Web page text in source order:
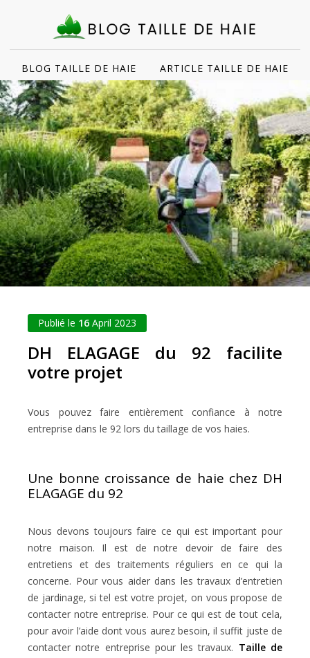
BLOG TAILLE DE HAIE ARTICLE TAILLE DE HAIE
Publié le 16 April 2023
DH ELAGAGE du 92 facilite
votre projet
Vous pouvez faire entièrement confiance à notre
entreprise dans le 92 lors du taillage de vos haies.
Une bonne croissance de haie chez DH
ELAGAGE du 92
Nous devons toujours faire ce qui est important pour
notre maison. Il est de notre devoir de faire des
entretiens et des traitements réguliers en ce qui la
concerne. Pour vous aider dans les travaux d’entretien
de jardinage, si tel est votre projet, on vous propose de
contacter notre entreprise. Pour ce qui est de tout cela,
pour avoir l’aide dont vous aurez besoin, il suffit juste de
contacter notre entreprise pour les travaux. Taille de